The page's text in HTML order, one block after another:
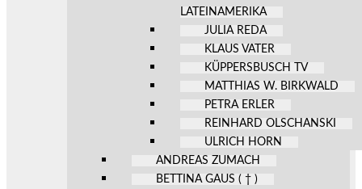
LATEINAMERIKA
JULIA REDA
KLAUS VATER
KÜPPERSBUSCH TV
MATTHIAS W. BIRKWALD
PETRA ERLER
REINHARD OLSCHANSKI
ULRICH HORN
ANDREAS ZUMACH
BETTINA GAUS ( † )